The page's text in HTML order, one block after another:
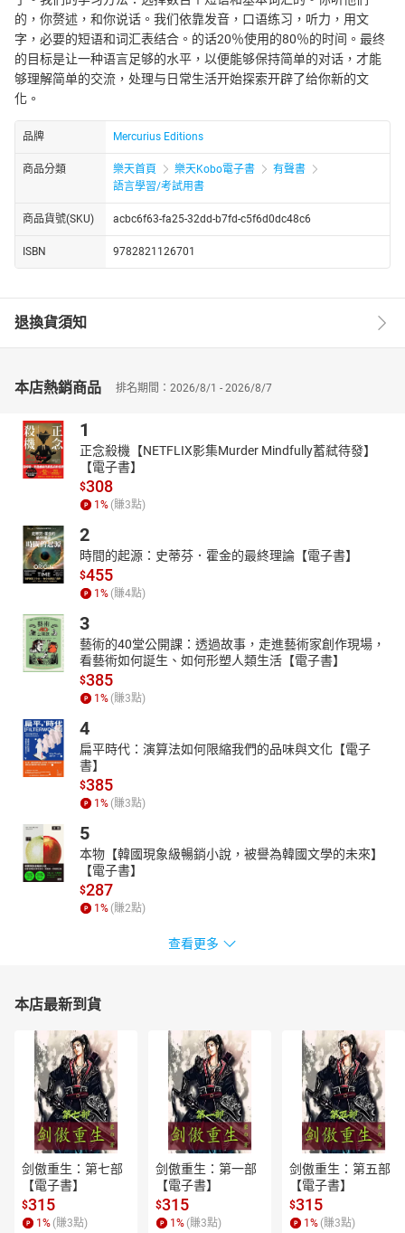
的，你赘述，和你说话。我们依靠发音，口语练习，听力，用文
字，必要的短语和词汇表结合。的话20％使用的80％的时间。最终
的目标是让一种语言足够的水平，以便能够保持简单的对话，才能
够理解简单的交流，处理与日常生活开始探索开辟了给你新的文
化。
品牌 Mercurius Editions
商品分類 樂天首頁 樂天Kobo電子書
有聲書
語言學習/考試用書
商品貨號(SKU) acbc6f63-fa25-32dd-b7fd-c5f6d0dc48c6
ISBN 9782821126701
退換貨須知
本店熱銷商品 排名期間：2026/8/1 - 2026/8/7
1
正念殺機【NETFLIX影集Murder Mindfully蓄弒待發】
【電子書】
$308
1% (賺3點)
2
時間的起源：史蒂芬．霍金的最終理論【電子書】
$455
1% (賺4點)
3
藝術的40堂公開課：透過故事，走進藝術家創作現場，
看藝術如何誕生、如何形塑人類生活【電子書】
$385
1% (賺3點)
4
扁平時代：演算法如何限縮我們的品味與文化【電子
書】
$385
1% (賺3點)
5
本物【韓國現象級暢銷小說，被譽為韓國文學的未來】
【電子書】
$287
1% (賺2點)
查看更多
本店最新到貨
剑傲重生：第七部
【電子書】
$315
1 % (賺3點)
剑傲重生：第一部
【電子書】
$315
1 % (賺3點)
剑傲重生：第五部
【電子書】
$315
1 % (賺3點)